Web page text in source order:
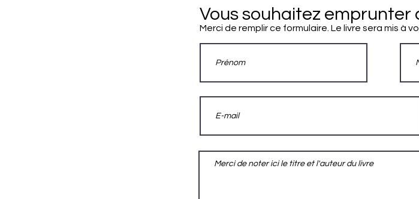
Vous souhaitez emprunter
Merci de remplir ce formulaire. Le livre sera mis à